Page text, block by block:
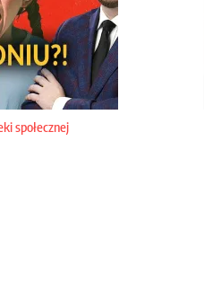
społecznej